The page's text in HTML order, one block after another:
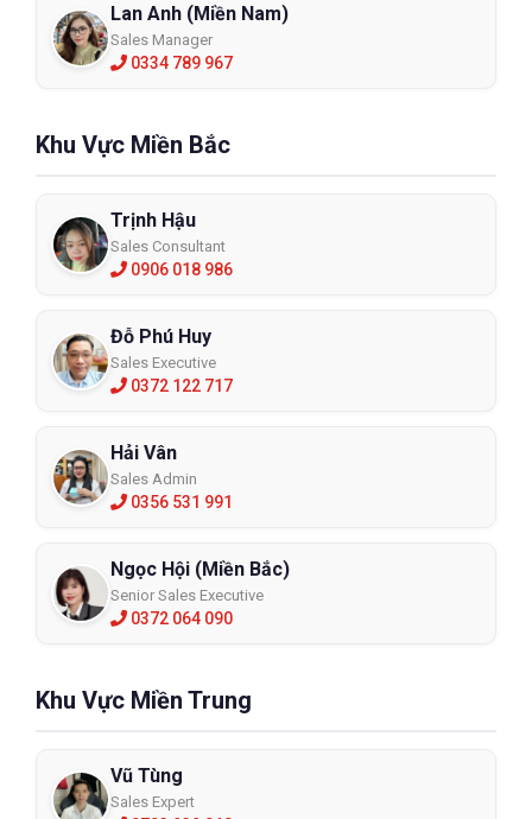
Lan Anh (Miền Nam)
Sales Manager
0334 789 967
Khu Vực Miền Bắc
Trịnh Hậu
Sales Consultant
0906 018 986
Đỗ Phú Huy
Sales Executive
0372 122 717
Hải Vân
Sales Admin
0356 531 991
Ngọc Hội (Miền Bắc)
Senior Sales Executive
0372 064 090
Khu Vực Miền Trung
Vũ Tùng
Sales Expert